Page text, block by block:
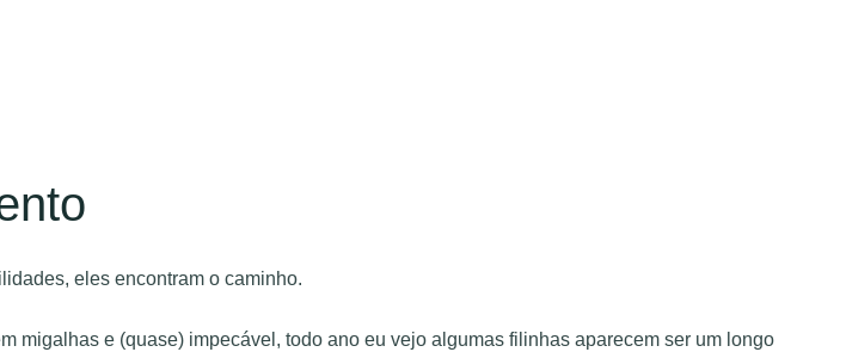
eles encontram o caminho.
migalhas e (quase) impecável, todo ano eu vejo algumas filinhas aparecem ser um longo